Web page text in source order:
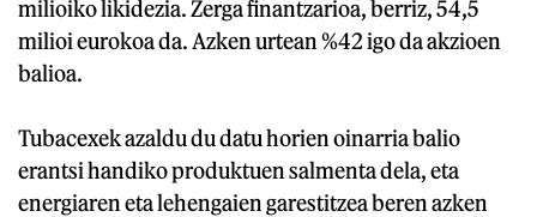
milioiko likidezia. Zerga finantzarioa, berriz, 54,5
milioi eurokoa da. Azken urtean %42 igo da akzioen
balioa.
Tubacexek azaldu du datu horien oinarria balio
erantsi handiko produktuen salmenta dela, eta
energiaren eta lehengaien garestitzea beren azken